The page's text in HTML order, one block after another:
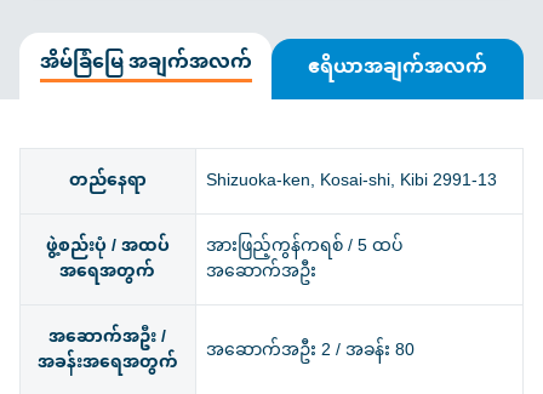
အိမ်ခြံမြေ အချက်အလက် ဧရိယာအချက်အလက်
တည်နေရာ
Shizuoka-ken, Kosai-shi, Kibi 2991-13
ဖွဲ့စည်းပုံ / အထပ်
အရေအတွက်
အားဖြည့်ကွန်ကရစ် / 5 ထပ်
အဆောက်အဦး
အဆောက်အဦး /
အခန်းအရေအတွက် အဆောက်အဦး 2 / အခန်း 80